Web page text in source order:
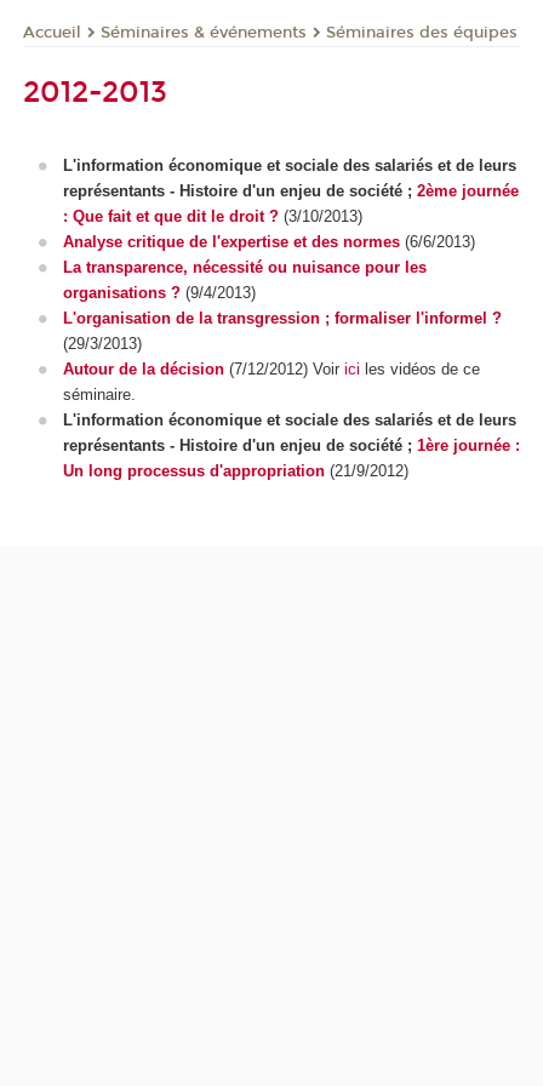
Accueil Séminaires & événements Séminaires des équipes
2012-2013
L'information économique et sociale des salariés et de leurs
représentants - Histoire d'un enjeu de société ; 2ème journée
: Que fait et que dit le droit ? (3/10/2013)
Analyse critique de l'expertise et des normes (6/6/2013)
La transparence, nécessité ou nuisance pour les
organisations ? (9/4/2013)
L'organisation de la transgression ; formaliser l'informel ?
(29/3/2013)
Autour de la décision (7/12/2012) Voir ici les vidéos de ce
séminaire.
L'information économique et sociale des salariés et de leurs
représentants - Histoire d'un enjeu de société ; 1ère journée :
Un long processus d'appropriation (21/9/2012)